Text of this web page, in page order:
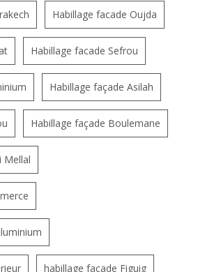
Habillage facade Oujda
Habillage facade Sefrou
Habillage façade Asilah
Habillage façade Boulemane
Mellal
habillage façade Figuig